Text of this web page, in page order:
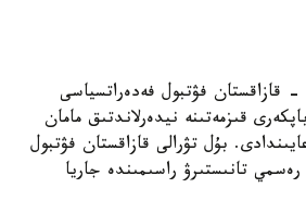
استانا. KAZINFORM - قازاقستان فۋتبول فەدەراتسياسى
قىزمەتىنە نيدەرلاندتىق مامان
بۇل تۋرالى قازاقستان فۋتبول
تانىستىرۋ راسىمىندە جاريا